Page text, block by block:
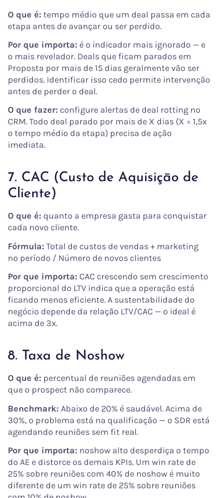
O que é: tempo médio que um deal passa em cada
etapa antes de avançar ou ser perdido.
Por que importa: é o indicador mais ignorado — e
o mais revelador. Deals que ficam parados em
Proposta por mais de 15 dias geralmente vão ser
perdidos. Identificar isso cedo permite intervenção
antes de perder o deal.
O que fazer: configure alertas de deal rotting no
CRM. Todo deal parado por mais de X dias (X = 1,5x
o tempo médio da etapa) precisa de ação
imediata.
7. CAC (Custo de Aquisição de
Cliente)
O que é: quanto a empresa gasta para conquistar
cada novo cliente.
Fórmula: Total de custos de vendas + marketing
no período / Número de novos clientes
Por que importa: CAC crescendo sem crescimento
proporcional do LTV indica que a operação está
ficando menos eficiente. A sustentabilidade do
negócio depende da relação LTV/CAC — o ideal é
acima de 3x.
8. Taxa de Noshow
O que é: percentual de reuniões agendadas em
que o prospect não comparece.
Benchmark: Abaixo de 20% é saudável. Acima de
30%, o problema está na qualificação — o SDR está
agendando reuniões sem fit real.
Por que importa: noshow alto desperdiça o tempo
do AE e distorce os demais KPIs. Um win rate de
25% sobre reuniões com 40% de noshow é muito
diferente de um win rate de 25% sobre reuniões